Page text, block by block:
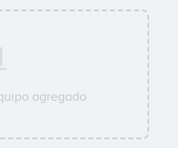
agregado